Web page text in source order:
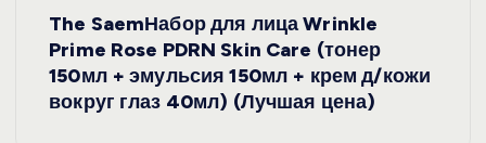
The SaemНабор для лица Wrinkle
Prime Rose PDRN Skin Care (тонер
150мл + эмульсия 150мл + крем д/кожи
вокруг глаз 40мл) (Лучшая цена)